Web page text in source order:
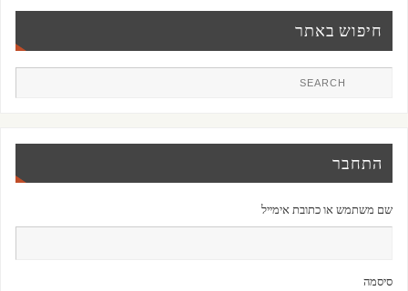
חיפוש באתר
התחבר
שם משתמש או כתובת אימייל
סיסמה